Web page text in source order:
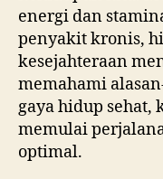
energi dan
penyakit kronis,
kesejahteraan
memahami
gaya hidup
memulai
optimal.